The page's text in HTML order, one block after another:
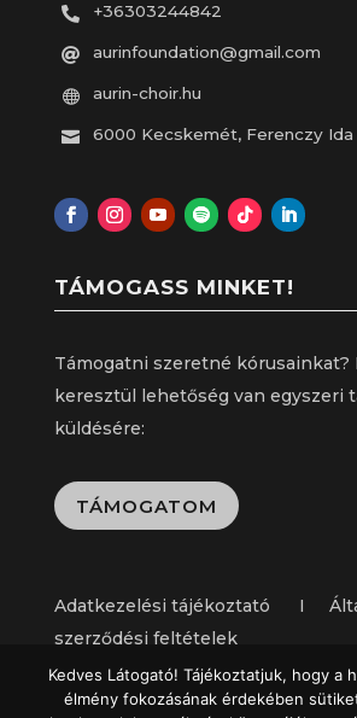
 +36303244842
 aurinfoundation@gmail.com
 aurin-choir.hu
 6000 Kecskemét, Ferenczy Ida
TÁMOGASS MINKET!
Támogatni szeretné kórusainkat?
keresztül lehetőség van egyszeri
küldésére:
TÁMOGATOM
Adatkezelési tájékoztató I
szerződési feltételek
Kedves Látogató! Tájékoztatjuk, hogy a
élmény fokozásának érdekében